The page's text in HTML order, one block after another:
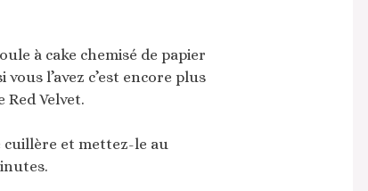
à cake chemisé de papier
l’avez c’est encore plus
Velvet.
cuillère et mettez-le au